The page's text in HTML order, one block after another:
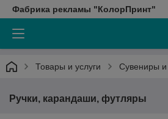
Фабрика рекламы "КолорПринт"
Товары и услуги Сувениры и
Ручки, карандаши, футляры